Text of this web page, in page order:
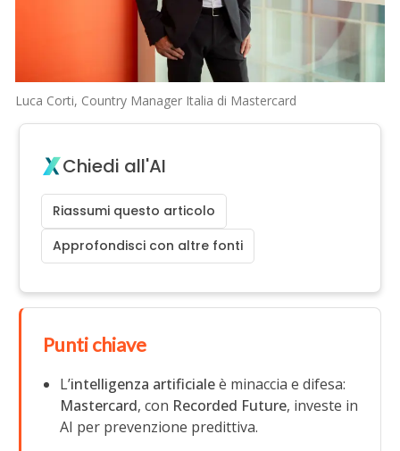
Luca Corti, Country Manager Italia di Mastercard
Chiedi all'AI
Riassumi questo articolo
Approfondisci con altre fonti
Punti chiave
L’intelligenza artificialeè minaccia e difesa:
Mastercard, con Recorded Future, investe in
AI per prevenzione predittiva.